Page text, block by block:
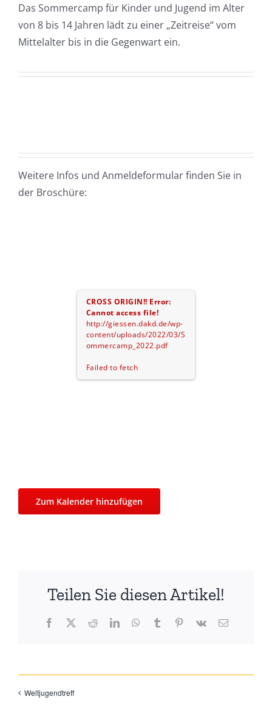
Das Sommercamp für Kinder und Jugend im Alter
von 8 bis 14 Jahren lädt zu einer „Zeitreise“ vom
Mittelalter bis in die Gegenwart ein.
Weitere Infos und Anmeldeformular finden Sie in
der Broschüre:
CROSS ORIGIN!! Error:
Cannot access file!
http://giessen.dakd.de/wp-
content/uploads/2022/03/S
ommercamp_2022.pdf
Failed to fetch
Zum Kalender hinzufügen
Teilen Sie diesen Artikel!
Facebook
X RedditLinkedInWhatsApp
TumblrPinterest
Vk
E-
Weltjugendtreff